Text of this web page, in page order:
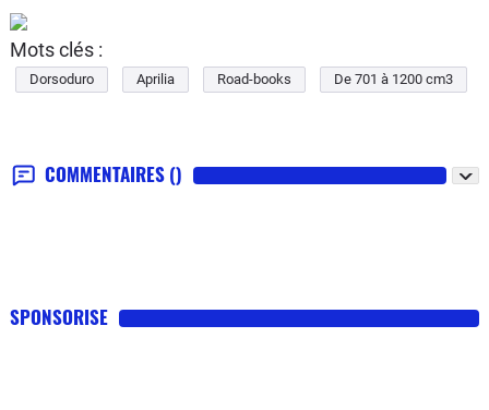
Mots clés :
Dorsoduro Aprilia Road-books De 701 à 1200 cm3
COMMENTAIRES ()
SPONSORISE